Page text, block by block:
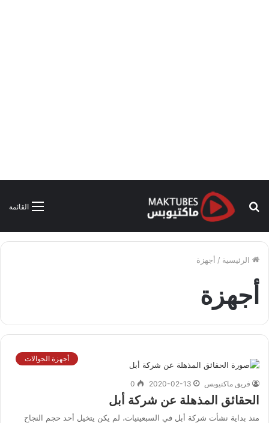
القائمة
بحث
الرئيسية / أجهزة
أجهزة
أجهزة الجوالات
فريق ماكتيوبس 2020-02-13
0
الحقائق المذهلة عن شركة أبل
منذ بداية نشأت شركة أبل في السبعينيات، لم يكن يتخيل أحد حجم النجاح